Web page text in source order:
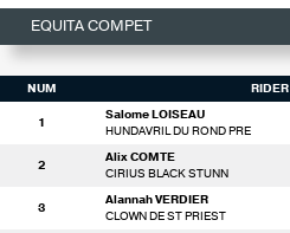
EQUITA COMPET
NUM RIDER
1
Salome LOISEAU
HUNDAVRIL DU ROND PRE
2
Alix COMTE
CIRIUS BLACK STUNN
3
Alannah VERDIER
CLOWN DE ST PRIEST